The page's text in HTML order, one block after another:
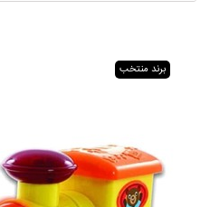
برند منتخب